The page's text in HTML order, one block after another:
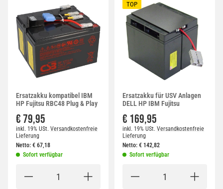
Ersatzakku kompatibel IBM
HP Fujitsu RBC48 Plug & Play
€ 79,95
inkl. 19% USt. Versandkostenfreie
Lieferung
Netto: € 67,18
Sofort verfügbar
TOP
Ersatzakku für USV Anlagen
DELL HP IBM Fujitsu
€ 169,95
inkl. 19% USt. Versandkostenfreie
Lieferung
Netto: € 142,82
Sofort verfügbar